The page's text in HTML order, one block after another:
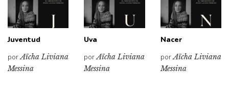
Juventud
porAïcha Liviana
Messina
Uva
porAïcha Liviana
Messina
Nacer
porAïcha Liviana
Messina